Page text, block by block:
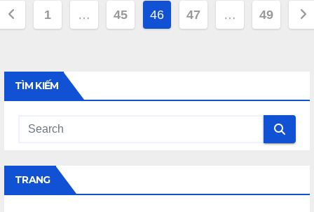
1 … 45 46 47 … 49
TÌM KIẾM
TRANG